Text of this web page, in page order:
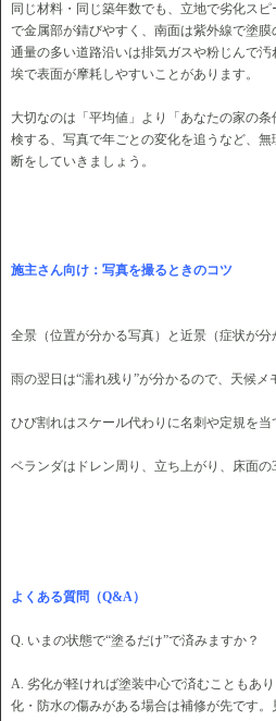
同じ材料・同じ築年数でも、立地で劣化ス
で金属部が錆びやすく、南面は紫外線で塗
通量の多い道路沿いは排気ガスや粉じんで
埃で表面が摩耗しやすいことがあります。
大切なのは「平均値」より「あなたの家の
検する、写真で年ごとの変化を追うなど、無
断をしていきましょう。
施主さん向け：写真を撮るときのコツ
全景（位置が分かる写真）と近景（症状が
雨の翌日は“濡れ残り”が分かるので、天候メ
ひび割れはスケール代わりに名刺や定規を当
ベランダはドレン周り、立ち上がり、床面の
よくある質問（Q&A）
Q. いまの状態で“塗るだけ”で済みますか？
A. 劣化が軽ければ塗装中心で済むこともあ
化・防水の傷みがある場合は補修が先です